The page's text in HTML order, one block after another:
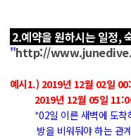
2.예약을 원하시는 일정,
"http://
예시1.) 2019년 12월 02일
2019년 12월 05일
*02일 이른 새벽에 도
방을 비워둬야 하는 관계